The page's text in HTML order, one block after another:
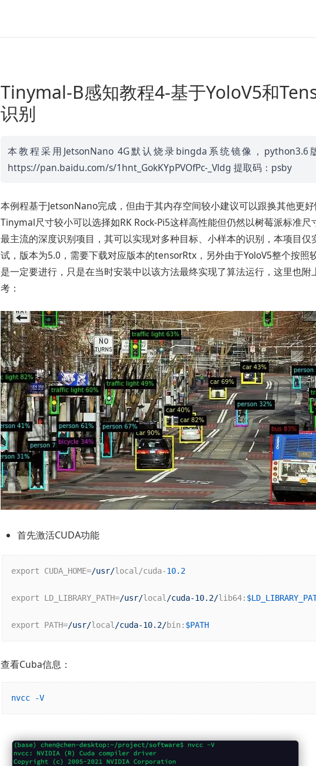
Tinymal-B感知教程4-基于YoloV5和
识别
本教程采用JetsonNano 4G默认烧录bingda系统镜像，
https://pan.baidu.com/s/1hnt_GokKYpPVOfPc-_Vldg 提取码：psby
本例程基于JetsonNano完成，但由于其内存空间较小建议可以跟换其他更
Tinymal尺寸较小可以选择如RK Rock-Pi5这样高性能但仍然以树莓派标准尺
最主流的深度识别项目，其可以实现对多种目标、小样本的识别，本项目仅
试，版本为5.0，需要下载对应版本的tensorRtx，另外由于YoloV5整个按照
是一定要进行，只是在当时安装中以该方法最终实现了算法运行，这里也
考：
首先激活CUDA功能
export CUDA_HOME=/usr/local/cuda-10.2
export LD_LIBRARY_PATH=/usr/local /cuda-10.2/lib64:
export PATH=/usr/local /cuda-10.2/bin: $PATH
查看Cuba信息：
nvcc -V